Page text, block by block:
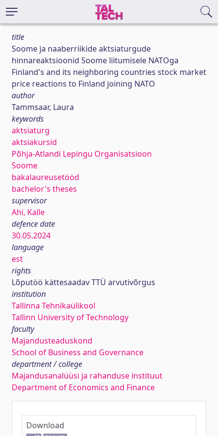
title
Soome ja naaberriikide aktsiaturgude
hinnareaktsioonid Soome liitumisele NATOga
Finland's and its neighboring countries stock market
price reactions to Finland joining NATO
author
Tammsaar, Laura
keywords
aktsiaturg
aktsiakursid
Põhja-Atlandi Lepingu Organisatsioon
Soome
bakalaureusetööd
bachelor's theses
supervisor
Ahi, Kalle
defence date
30.05.2024
language
est
rights
Lõputöö kättesaadav TTÜ arvutivõrgus
institution
Tallinna Tehnikaülikool
Tallinn University of Technology
faculty
Majandusteaduskond
School of Business and Governance
department / college
Majandusanalüüsi ja rahanduse instituut
Department of Economics and Finance
Download